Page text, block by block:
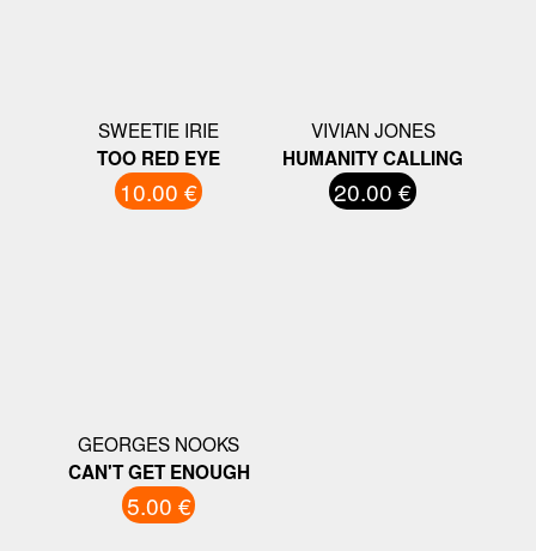
SWEETIE IRIE
TOO RED EYE
10.00 €
VIVIAN JONES
HUMANITY CALLING
20.00 €
GEORGES NOOKS
CAN'T GET ENOUGH
5.00 €